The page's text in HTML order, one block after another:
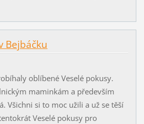
Bejbáčku
oblíbené Veselé pokusy.
maminkám a především
Všichni si to moc užili a už se těší
Veselé pokusy pro